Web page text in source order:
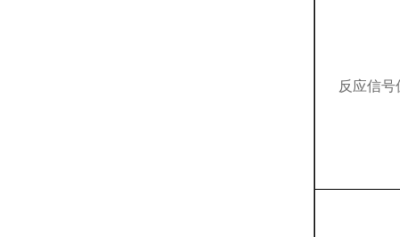
反应信号